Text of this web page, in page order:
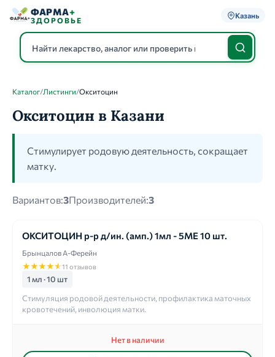
ФАРМА+
ЗДОРОВЬЕ
Казань
Каталог
Каталог/Листинги/Окситоцин
Окситоцин в Казани
Стимулирует родовую деятельность, сокращает
матку.
Вариантов:3Производителей:3
ОКСИТОЦИН р-р д/ин. (амп.) 1мл - 5МЕ 10 шт.
Брынцалов А-Ферейн
★★★★★11 отзывов
1 мл · 10 шт
Стимуляция родовой деятельности, профилактика маточных
кровотечений, инволюция матки.
Нет в наличии